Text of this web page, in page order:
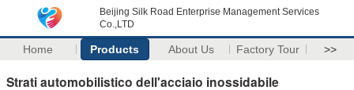
Beijing Silk Road Enterprise Management Services
Co.,LTD
Home Products About Us Factory Tour >>
Strati automobilistico dell'acciaio inossidabile